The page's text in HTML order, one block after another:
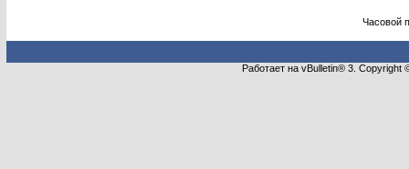
Часовой
Работает на vBulletin® 3.